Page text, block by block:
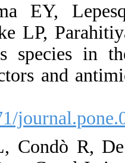
1. Komiyama
Enterococcus
virulence
[DOI:10.1371/
2. Borzini L,